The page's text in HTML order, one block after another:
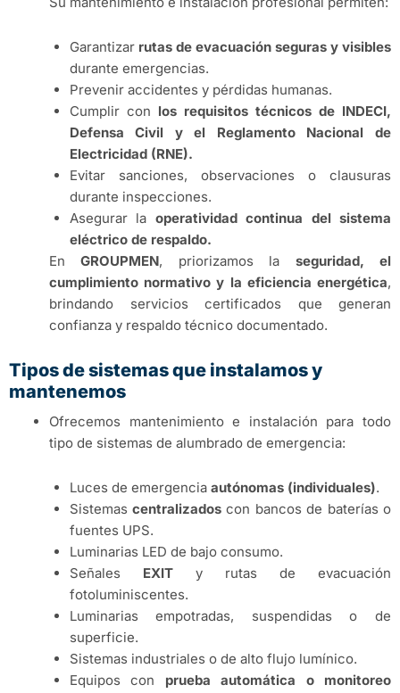
Garantizar rutas de evacuación seguras y visibles
durante emergencias.
Prevenir accidentes y pérdidas humanas.
Cumplir con los requisitos técnicos de INDECI,
Defensa Civil y el Reglamento Nacional de
Electricidad (RNE).
Evitar sanciones, observaciones o clausuras
durante inspecciones.
Asegurar la operatividad continua del sistema
eléctrico de respaldo.
EnGROUPMEN, priorizamos la seguridad, el
cumplimiento normativo y la eficiencia energética,
brindando servicios certificados que generan
confianza y respaldo técnico documentado.
Tipos de sistemas que instalamos y
mantenemos
Ofrecemos mantenimiento e instalación para todo
tipo de sistemas de alumbrado de emergencia:
Luces de emergencia autónomas (individuales).
Sistemas centralizadoscon bancos de baterías o
fuentes UPS.
Luminarias LED de bajo consumo.
Señales EXITy rutas de evacuación
fotoluminiscentes.
Luminarias empotradas, suspendidas o de
superficie.
Sistemas industriales o de alto flujo lumínico.
Equipos con prueba automática o monitoreo